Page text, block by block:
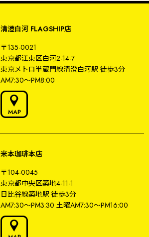
清澄白河 FLAGSHIP店
〒135-0021
東京都江東区白河2-14-7
東京メトロ半蔵門線清澄白河駅 徒歩3分
AM7:30～PM8:00
米本珈琲本店
〒104-0045
東京都中央区築地4-11-1
日比谷線築地駅 徒歩3分
AM7:30～PM3:30 土曜AM7:30〜PM16:00